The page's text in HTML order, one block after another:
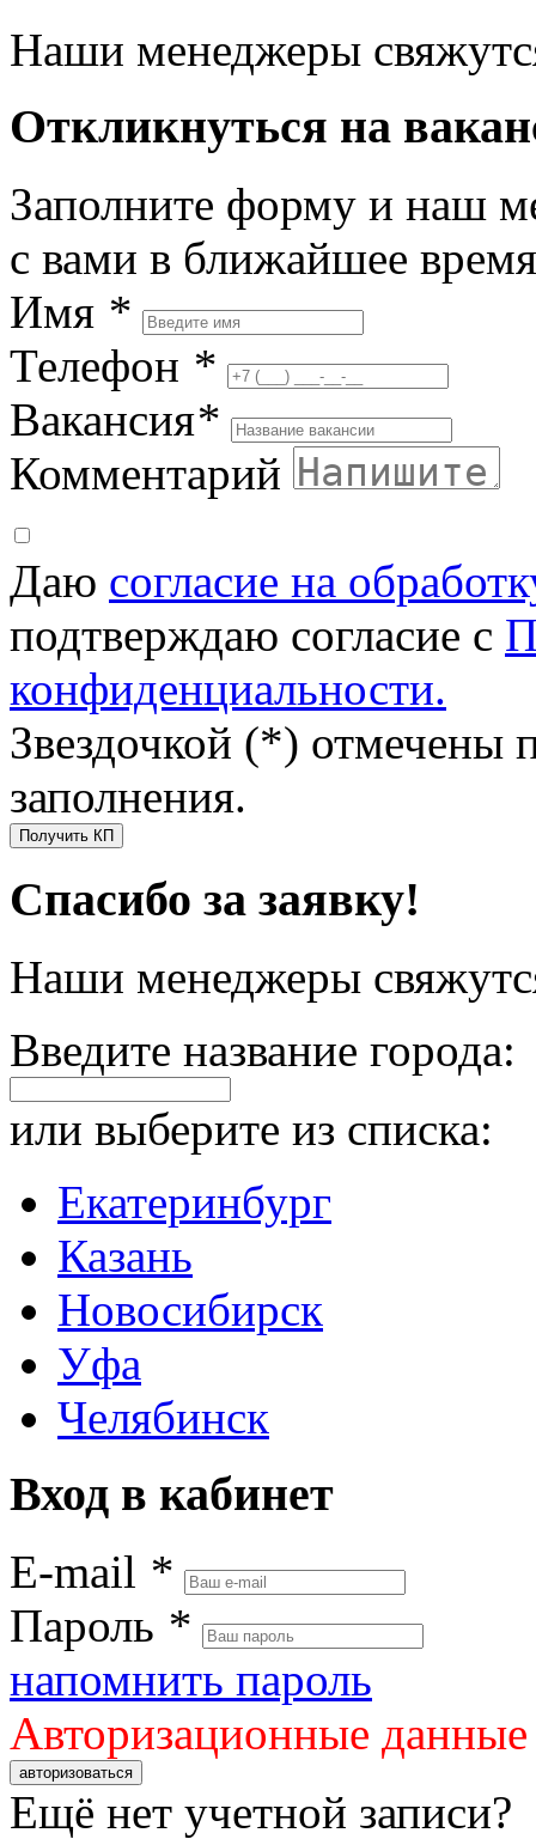
Наши менеджеры
Откликнуться на
Заполните форму и наш
с вами в ближайшее время
Имя *
Телефон *
Вакансия*
Комментарий
Даю согласие на
подтверждаю согласие с
конфиденциальности.
Звездочкой (*) отмечены
заполнения.
Получить КП
Спасибо за заявку!
Наши менеджеры
Введите название города:
или выберите из списка:
Екатеринбург
Казань
Новосибирск
Уфа
Челябинск
Вход в кабинет
E-mail *
Пароль *
напомнить пароль
Авторизационные
авторизоваться
Ещё нет учетной записи?